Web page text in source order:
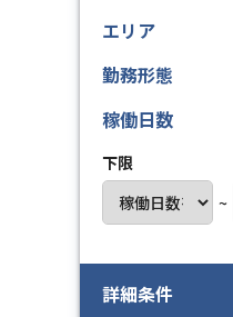
エリア
勤務形態
稼働日数
下限
~
詳細条件